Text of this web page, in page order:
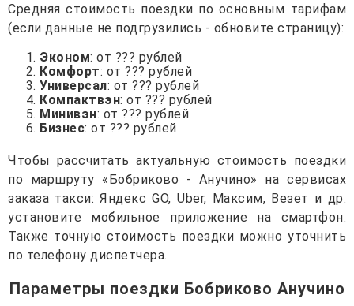
Средняя стоимость поездки по основным тарифам
(если данные не подгрузились - обновите страницу):
Эконом: от ??? рублей
Комфорт: от ??? рублей
Универсал: от ??? рублей
Компактвэн: от ??? рублей
Минивэн: от ??? рублей
Бизнес: от ??? рублей
Чтобы рассчитать актуальную стоимость поездки
по маршруту «Бобриково - Анучино» на сервисах
заказа такси: Яндекс GO, Uber, Максим, Везет и др.
установите мобильное приложение на смартфон.
Также точную стоимость поездки можно уточнить
по телефону диспетчера.
Параметры поездки Бобриково Анучино